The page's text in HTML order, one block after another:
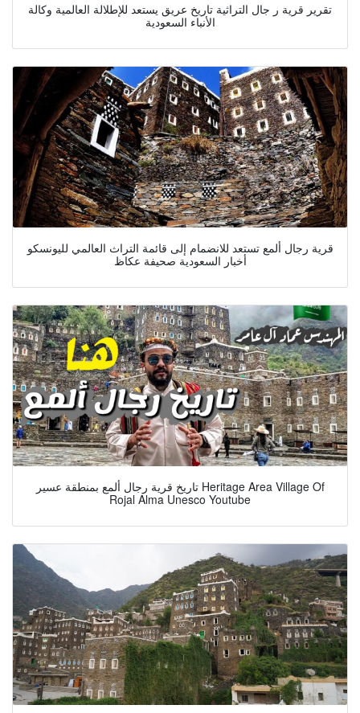
تقرير قرية ر جال التراثية تاريخ عريق يستعد للإطلالة العالمية وكالة
الأنباء السعودية
قرية رجال ألمع تستعد للانضمام إلى قائمة التراث العالمي لليونسكو
أخبار السعودية صحيفة عكاظ
تاريخ قرية رجال ألمع بمنطقة عسير Heritage Area Village Of
Rojal Alma Unesco Youtube